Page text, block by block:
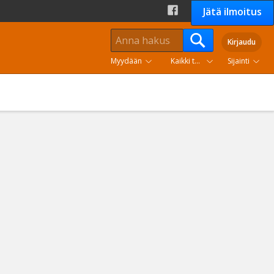
Jätä ilmoitus
Kirjaudu
Myydään
Kaikki tuoteryhmät Sijainti